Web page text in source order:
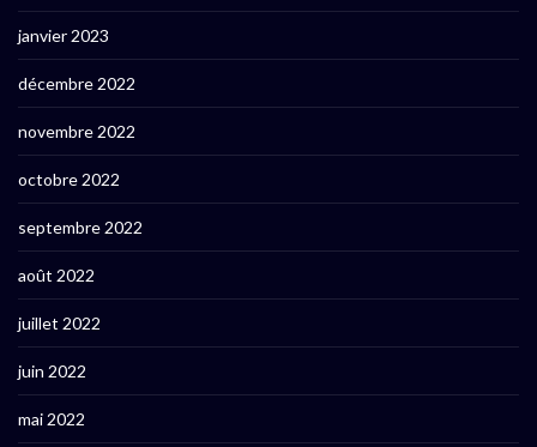
janvier 2023
décembre 2022
novembre 2022
octobre 2022
septembre 2022
août 2022
juillet 2022
juin 2022
mai 2022